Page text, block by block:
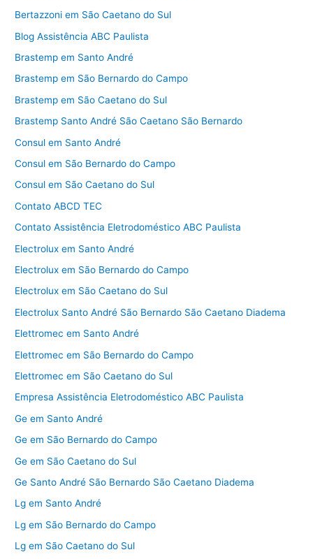
Bertazzoni em São Caetano do Sul
Blog Assistência ABC Paulista
Brastemp em Santo André
Brastemp em São Bernardo do Campo
Brastemp em São Caetano do Sul
Brastemp Santo André São Caetano São Bernardo
Consul em Santo André
Consul em São Bernardo do Campo
Consul em São Caetano do Sul
Contato ABCD TEC
Contato Assistência Eletrodoméstico ABC Paulista
Electrolux em Santo André
Electrolux em São Bernardo do Campo
Electrolux em São Caetano do Sul
Electrolux Santo André São Bernardo São Caetano Diadema
Elettromec em Santo André
Elettromec em São Bernardo do Campo
Elettromec em São Caetano do Sul
Empresa Assistência Eletrodoméstico ABC Paulista
Ge em Santo André
Ge em São Bernardo do Campo
Ge em São Caetano do Sul
Ge Santo André São Bernardo São Caetano Diadema
Lg em Santo André
Lg em São Bernardo do Campo
Lg em São Caetano do Sul